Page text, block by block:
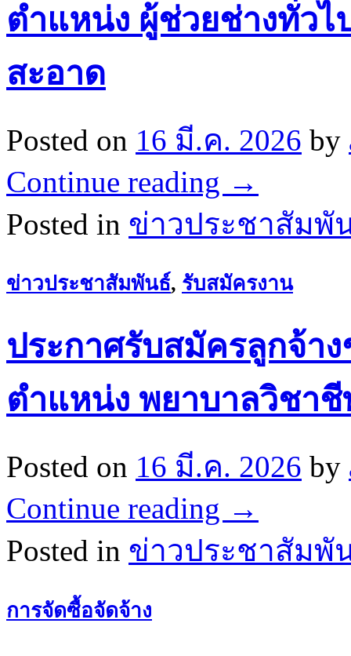
ตำแหน่ง ผู้ช่วยช่างทั่ว
สะอาด
Posted on 16 มี.ค. 2026 by
Continue reading →
Posted in ข่าวประชาสัมพั
ข่าวประชาสัมพันธ์, รับสมัครงาน
ประกาศรับสมัครลูกจ้า
ตำแหน่ง พยาบาลวิชา
Posted on 16 มี.ค. 2026 by
Continue reading →
Posted in ข่าวประชาสัมพั
การจัดซื้อจัดจ้าง